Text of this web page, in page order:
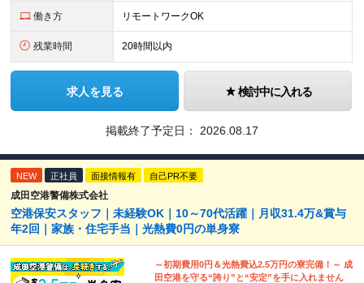
働き方 リモートワークOK
残業時間 20時間以内
求人を見る 検討中に入れる
掲載終了予定日： 2026.08.17
NEW 正社員 面接情報有 自己PR不要
成田空港警備株式会社
空港保安スタッフ｜未経験OK｜10～70代活躍｜月収31.4万&賞与
年2回｜家族・住宅手当｜光熱費0円の単身寮
～初期費用0円＆光熱費込2.5万円の寮完備！～ 成
田空港を守る“誇り”と“安定”を手に入れません